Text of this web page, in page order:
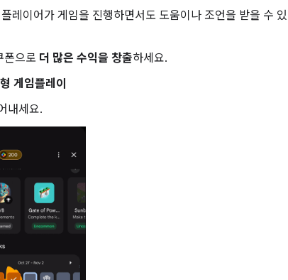
레이어가 게임을 진행하면서도 도움이나 조언을 받을 수 있
폰으로 더 많은 수익을 창출하세요.
게임플레이
내세요.